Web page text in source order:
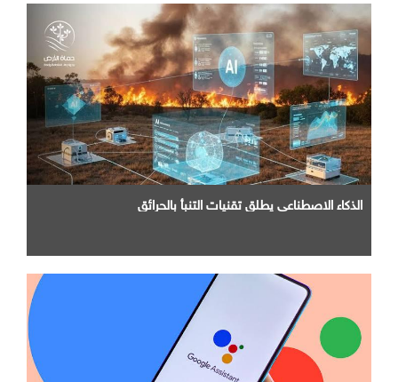
الذكاء الاصطناعي يطلق تقنيات التنبأ بالحرائق